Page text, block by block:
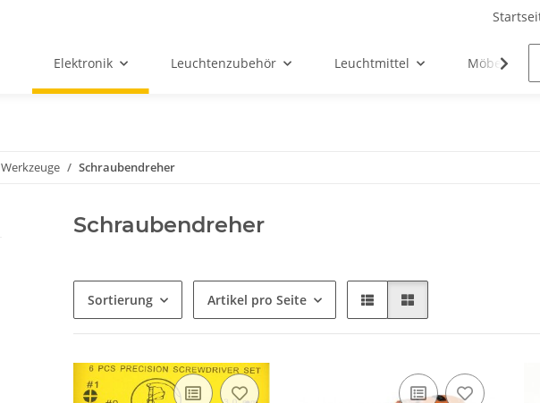
Elektronik Leuchtenzubehör Leuchtmittel Möbel-
Werkzeuge Schraubendreher
Schraubendreher
Sortierung Artikel pro Seite